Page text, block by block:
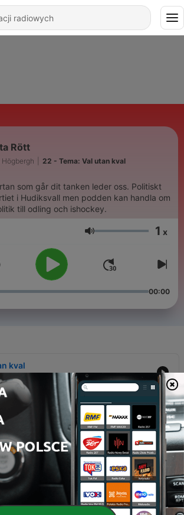
Rött
Högbergh 22 - Tema: Val utan kval
som går dit tanken leder oss. Politiskt
i Hudiksvall men podden kan handla om
till odling och ishockey.
Głośność 1 x
00:00
kval
kulning och boktipz!
och kulturkvart
2022